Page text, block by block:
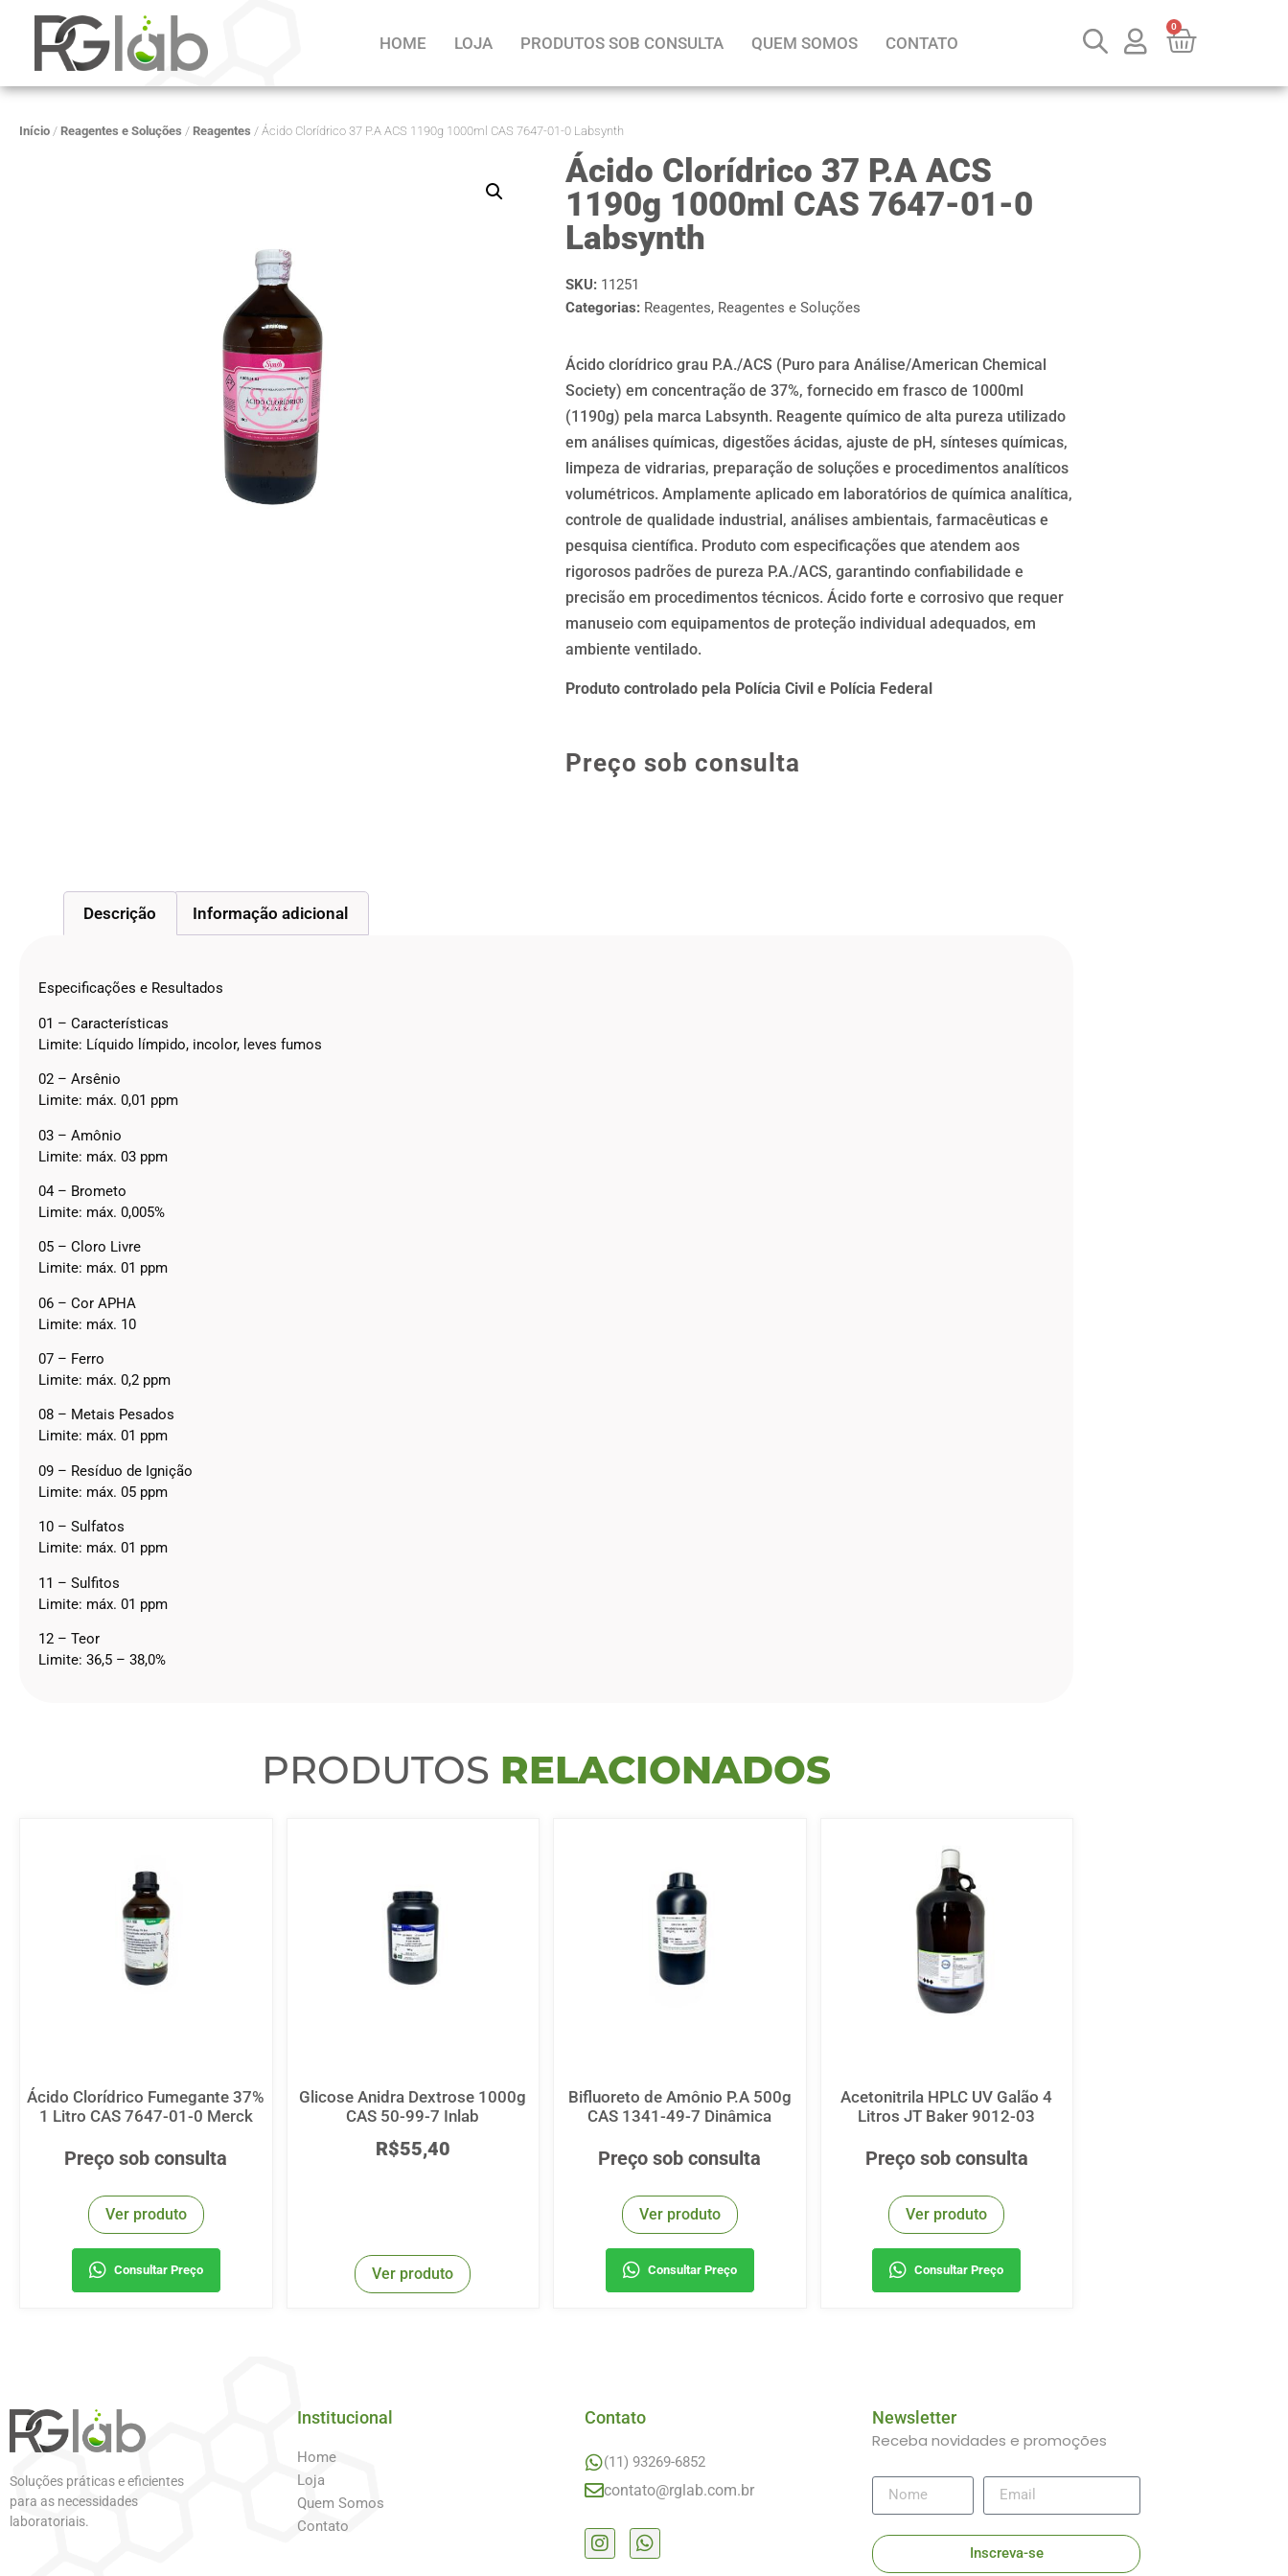
HOME LOJA PRODUTOS SOB CONSULTA QUEM SOMOS CONTATO
0
Início / Reagentes e Soluções / Reagentes / Ácido Clorídrico 37 P.A ACS 1190g 1000ml CAS 7647-01-0 Labsynth
Ácido Clorídrico 37 P.A ACS
1190g 1000ml CAS 7647-01-0
Labsynth
SKU: 11251
Categorias: Reagentes, Reagentes e Soluções
Ácido clorídrico grau P.A./ACS (Puro para Análise/American Chemical
Society) em concentração de 37%, fornecido em frasco de 1000ml
(1190g) pela marca Labsynth. Reagente químico de alta pureza utilizado
em análises químicas, digestões ácidas, ajuste de pH, sínteses químicas,
limpeza de vidrarias, preparação de soluções e procedimentos analíticos
volumétricos. Amplamente aplicado em laboratórios de química analítica,
controle de qualidade industrial, análises ambientais, farmacêuticas e
pesquisa científica. Produto com especificações que atendem aos
rigorosos padrões de pureza P.A./ACS, garantindo confiabilidade e
precisão em procedimentos técnicos. Ácido forte e corrosivo que requer
manuseio com equipamentos de proteção individual adequados, em
ambiente ventilado.
Produto controlado pela Polícia Civil e Polícia Federal
Preço sob consulta
Descrição Informação adicional
Especificações e Resultados
01 – Características
Limite: Líquido límpido, incolor, leves fumos
02 – Arsênio
Limite: máx. 0,01 ppm
03 – Amônio
Limite: máx. 03 ppm
04 – Brometo
Limite: máx. 0,005%
05 – Cloro Livre
Limite: máx. 01 ppm
06 – Cor APHA
Limite: máx. 10
07 – Ferro
Limite: máx. 0,2 ppm
08 – Metais Pesados
Limite: máx. 01 ppm
09 – Resíduo de Ignição
Limite: máx. 05 ppm
10 – Sulfatos
Limite: máx. 01 ppm
11 – Sulfitos
Limite: máx. 01 ppm
12 – Teor
Limite: 36,5 – 38,0%
PRODUTOS RELACIONADOS
Ácido Clorídrico Fumegante 37%
1 Litro CAS 7647-01-0 Merck
Preço sob consulta
Ver produto
Consultar Preço
Glicose Anidra Dextrose 1000g
CAS 50-99-7 Inlab
R$55,40
Ver produto
Bifluoreto de Amônio P.A 500g
CAS 1341-49-7 Dinâmica
Preço sob consulta
Ver produto
Consultar Preço
Acetonitrila HPLC UV Galão 4
Litros JT Baker 9012-03
Preço sob consulta
Ver produto
Consultar Preço
Soluções práticas e eficientes
para as necessidades
laboratoriais.
Institucional
Home
Loja
Quem Somos
Contato
Contato
(11) 93269-6852
contato@rglab.com.br
Newsletter
Receba novidades e promoções
Inscreva-se